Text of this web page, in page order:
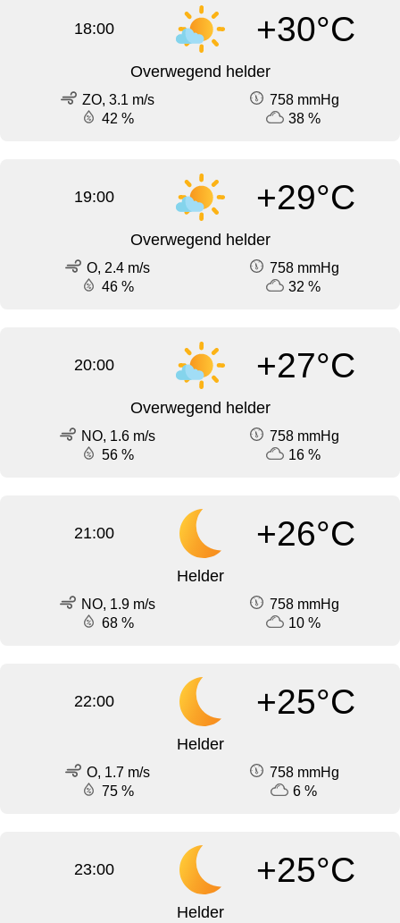
18:00 +30°C
Overwegend helder
ZO, 3.1 m/s
758 mmHg
42 %
38 %
19:00 +29°C
Overwegend helder
O, 2.4 m/s
758 mmHg
46 %
32 %
20:00 +27°C
Overwegend helder
NO, 1.6 m/s
758 mmHg
56 %
16 %
21:00 +26°C
Helder
NO, 1.9 m/s
758 mmHg
68 %
10 %
22:00 +25°C
Helder
O, 1.7 m/s
758 mmHg
75 %
6 %
23:00 +25°C
Helder